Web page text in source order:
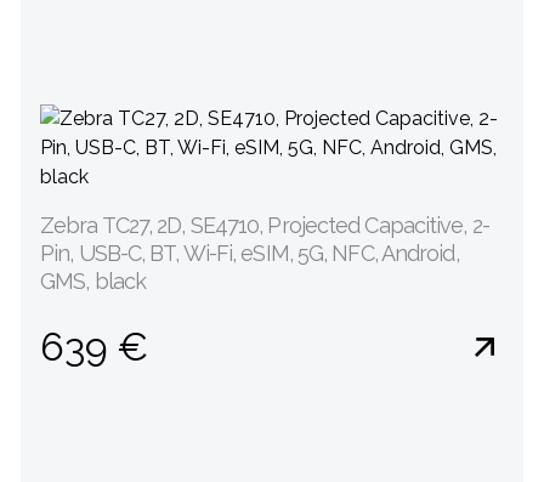
Zebra TC27, 2D, SE4710, Projected Capacitive, 2-
Pin, USB-C, BT, Wi-Fi, eSIM, 5G, NFC, Android,
GMS, black
639 €